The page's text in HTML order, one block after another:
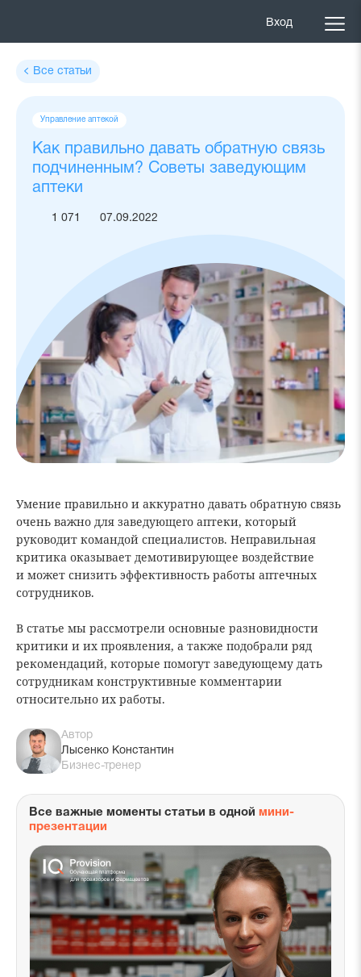
Вход
Все статьи
Как правильно давать обратную связь
подчиненным? Советы заведующим
аптеки
Теги
Управление аптекой
1 071 07.09.2022
Умение правильно и аккуратно давать обратную связь
очень важно для заведующего аптеки, который
руководит командой специалистов. Неправильная
критика оказывает демотивирующее воздействие
и может снизить эффективность работы аптечных
сотрудников.
В статье мы рассмотрели основные разновидности
критики и их проявления, а также подобрали ряд
рекомендаций, которые помогут заведующему дать
сотрудникам конструктивные комментарии
относительно их работы.
Автор
Лысенко Константин
Бизнес-тренер
Все важные моменты статьи в одной мини-
презентации